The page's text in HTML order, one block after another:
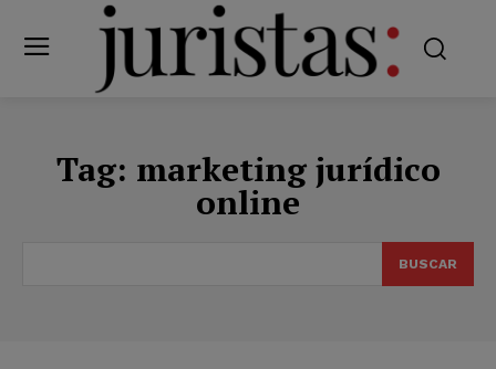
Tag: marketing jurídico
online
BUSCAR